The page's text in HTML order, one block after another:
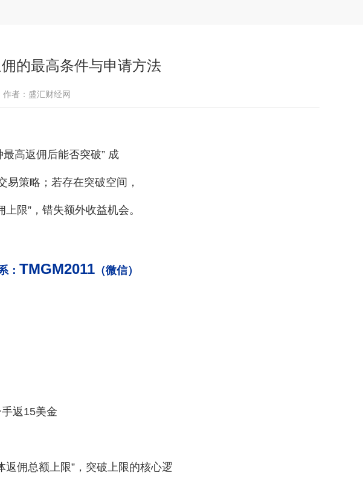
的最高条件与申请方法
作者：盛汇财经网
高返佣后能否突破” 成
策略；若存在突破空间，
限”，错失额外收益机会。
： TMGM2011 （微信）
返15美金
返佣总额上限”，突破上限的核心逻